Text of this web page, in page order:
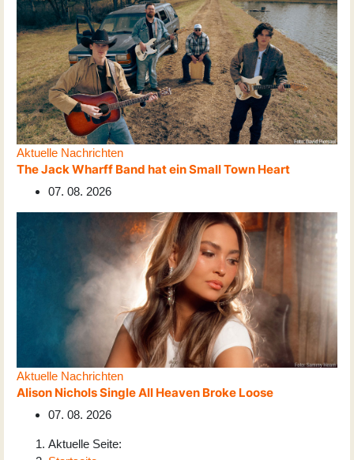
Aktuelle Nachrichten
The Jack Wharff Band hat ein Small Town Heart
07. 08. 2026
Aktuelle Nachrichten
Alison Nichols Single All Heaven Broke Loose
07. 08. 2026
Aktuelle Seite: